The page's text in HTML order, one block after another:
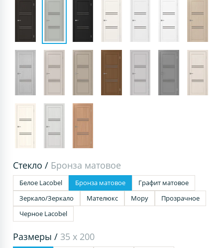
Стекло / Бронза матовое
Белое Lacobel Бронза матовое
Графит матовое
Зеркало/Зеркало
Мателюкс Мору
Прозрачное
Черное Lacobel
Размеры / 35 х 200